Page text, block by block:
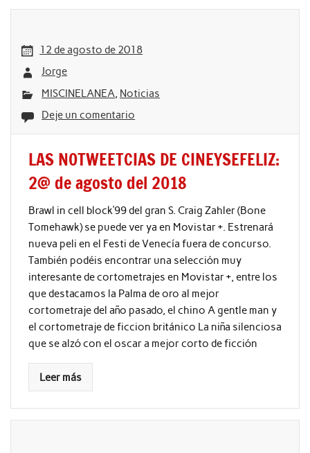
12 de agosto de 2018
Jorge
MISCINELANEA Noticias
Deje un comentario
LAS NOTWEETCIAS DE CINEYSEFELIZ:
2@ de agosto del 2018
Brawl in cell block’99 del gran S. Craig Zahler (Bone
Tomehawk) se puede ver ya en Movistar +. Estrenará
nueva peli en el Festi de Venecía fuera de concurso.
También podéis encontrar una selección muy
interesante de cortometrajes en Movistar +, entre los
que destacamos la Palma de oro al mejor
cortometraje del año pasado, el chino A gentle man y
el cortometraje de ficcion británico La niña silenciosa
que se alzó con el oscar a mejor corto de ficción
Leer más